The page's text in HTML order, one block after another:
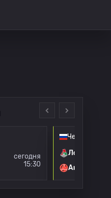
сегодня
15:30
Чемпионат
Локомотив
Акрон